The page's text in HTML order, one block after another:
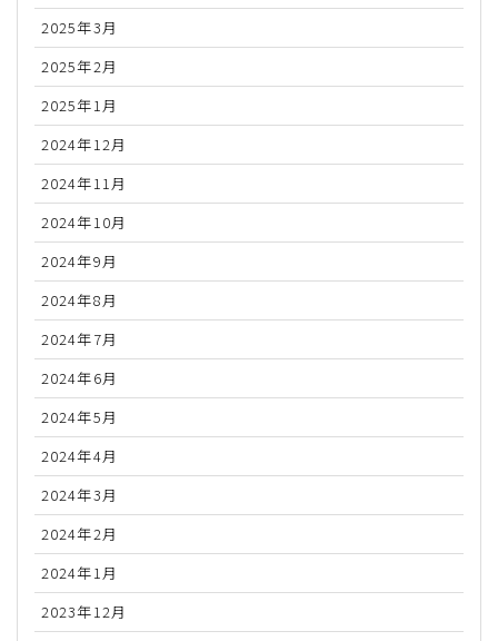
2025年3月
2025年2月
2025年1月
2024年12月
2024年11月
2024年10月
2024年9月
2024年8月
2024年7月
2024年6月
2024年5月
2024年4月
2024年3月
2024年2月
2024年1月
2023年12月